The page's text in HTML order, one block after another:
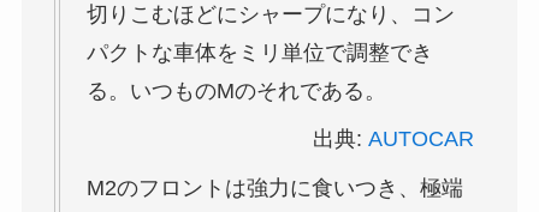
切りこむほどにシャープになり、コン
パクトな車体をミリ単位で調整でき
る。いつものMのそれである。
出典:AUTOCAR
M2のフロントは強力に食いつき、極端